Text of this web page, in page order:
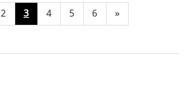
2 3 4 5 6 »